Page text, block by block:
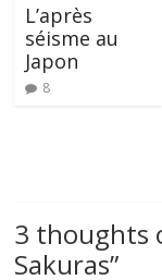
L’après
séisme au
Japon
8
3 thoughts
Sakuras”